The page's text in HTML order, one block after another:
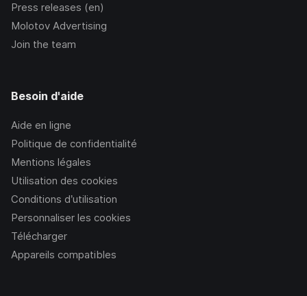
Press releases (en)
Molotov Advertising
Join the team
Besoin d'aide
Aide en ligne
Politique de confidentialité
Mentions légales
Utilisation des cookies
Conditions d’utilisation
Personnaliser les cookies
Télécharger
Appareils compatibles